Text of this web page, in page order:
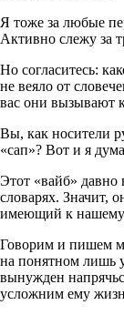
Я тоже за любые
Активно слежу за
Но согласитесь:
не веяло от
вас они вызывают
Вы, как носители
«сап»? Вот и я
Этот «вайб» давно
словарях. Значит,
имеющий к нашему
Говорим и пишем
на понятном лишь
вынужден
усложним ему